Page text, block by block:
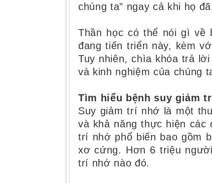
chúng ta” ngay cả khi họ
Thần học có thể nói gì về
đang tiến triển này, kèm
Tuy nhiên, chìa khóa trả
và kinh nghiệm của chúng
Tìm hiểu bệnh suy giảm
Suy giảm trí nhớ là một
và khả năng thực hiện các
trí nhớ phổ biến bao gồm
xơ cứng. Hơn 6 triệu
trí nhớ nào đó.